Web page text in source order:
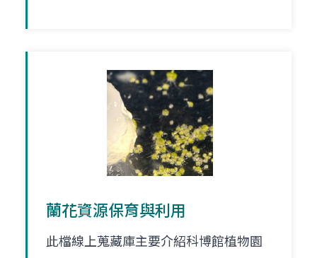
蘭花資源保育與利用
此檔線上蒐藏庫主要介紹科博館植物園